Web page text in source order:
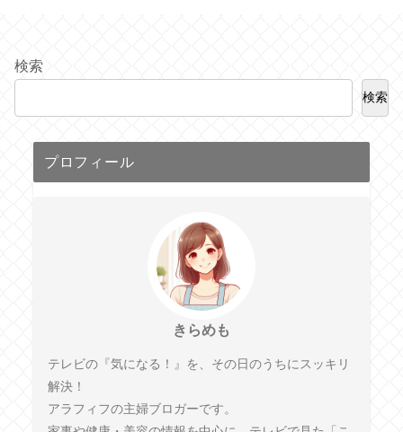
検索
検索
プロフィール
きらめも
テレビの『気になる！』を、その日のうちにスッキリ
解決！
アラフィフの主婦ブロガーです。